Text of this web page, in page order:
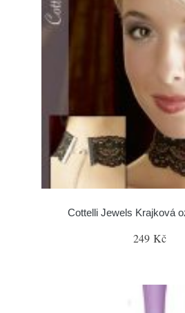
Cottelli Jewels Krajková
249 Kč